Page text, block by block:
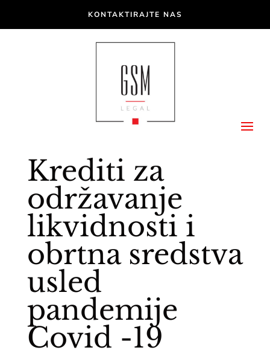
KONTAKTIRAJTE NAS
Krediti za
održavanje
likvidnosti i
obrtna sredstva
usled
pandemije
Covid -19